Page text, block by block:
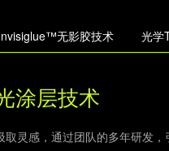
无影胶技术 光学
涂层技术
灵感，通过团队的多年研发